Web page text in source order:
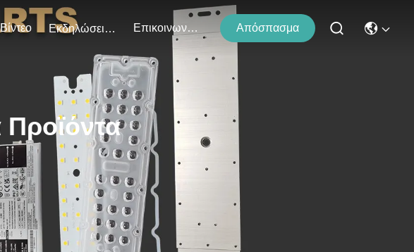
Βίντεο Εκδηλώσεις Επικοινωνήστε Μαζί Μας Απόσπασμα
Προϊόντα